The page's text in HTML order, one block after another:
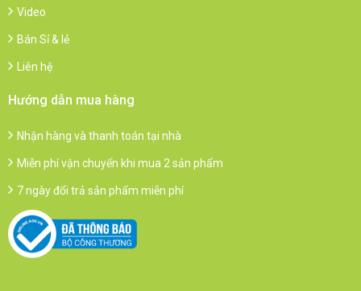
Video
Bán Sỉ & lẻ
Liên hệ
Hướng dẫn mua hàng
Nhận hàng và thanh toán tại nhà
Miễn phí vận chuyển khi mua 2 sản phẩm
7 ngày đổi trả sản phẩm miễn phí